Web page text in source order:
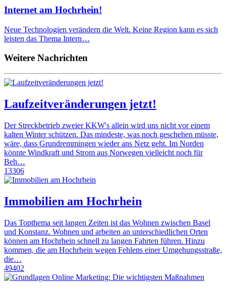
Internet am Hochrhein!
Neue Technologien verändern die Welt. Keine Region kann es sich
leisten das Thema Intern…
Weitere Nachrichten
Laufzeitveränderungen jetzt!
Der Streckbetrieb zweier KKW's allein wird uns nicht vor einem
kalten Winter schützen. Das mindeste, was noch geschehen müsste,
wäre, dass Grundremmingen wieder ans Netz geht. Im Norden
könnte Windkraft und Strom aus Norwegen vielleicht noch für
Beh…
13306
Immobilien am Hochrhein
Das Topthema seit langen Zeiten ist das Wohnen zwischen Basel
und Konstanz. Wohnen und arbeiten an unterschiedlichen Orten
können am Hochrhein schnell zu langen Fahrten führen. Hinzu
kommen, die am Hochrhein wegen Fehlens einer Umgehungsstraße,
die…
49402